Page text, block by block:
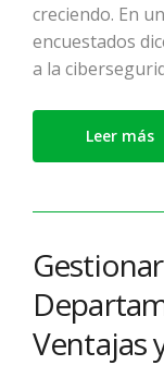
creciendo. En
encuestados
a la
Leer más
Ventajas